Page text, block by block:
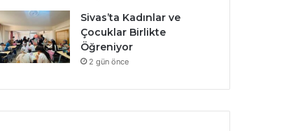
Sivas’ta Kadınlar ve
Çocuklar Birlikte
Öğreniyor
2 gün önce